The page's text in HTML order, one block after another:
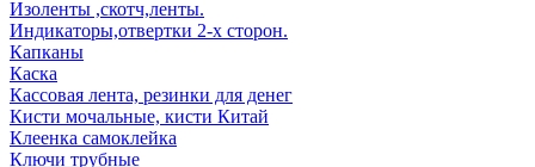
Изоленты ,скотч,ленты.
Индикаторы,отвертки 2-х сторон.
Капканы
Каска
Кассовая лента, резинки для денег
Кисти мочальные, кисти Китай
Клеенка самоклейка
Ключи трубные